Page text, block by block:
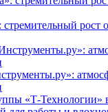
стремительный рост